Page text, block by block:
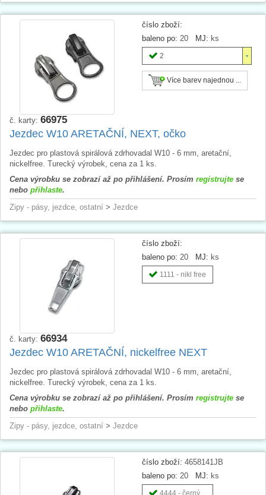
číslo zboží:
baleno po: 20 MJ: ks
2
Více barev najednou ...
č. karty: 66975
Jezdec W10 ARETAČNÍ, NEXT, očko
Jezdec pro plastová spirálová zdrhovadal W10 - 6 mm, aretační,
nickelfree. Turecký výrobek, cena za 1 ks.
Cena výrobku se zobrazí až po přihlášení. Prosím registrujte se
nebo přihlaste.
Zipy - pásy, jezdce, ostatní > Jezdce
číslo zboží:
baleno po: 20 MJ: ks
1111 - nikl free
č. karty: 66934
Jezdec W10 ARETAČNÍ, nickelfree NEXT
Jezdec pro plastová spirálová zdrhovadal W10 - 6 mm, aretační,
nickelfree. Turecký výrobek, cena za 1 ks.
Cena výrobku se zobrazí až po přihlášení. Prosím registrujte se
nebo přihlaste.
Zipy - pásy, jezdce, ostatní > Jezdce
číslo zboží: 4658141JB
baleno po: 20 MJ: ks
4444 - černý